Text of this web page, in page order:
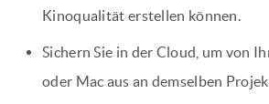
Kinoqualität erstellen können.
Sichern Sie in der Cloud, um von
oder Mac aus an demselben